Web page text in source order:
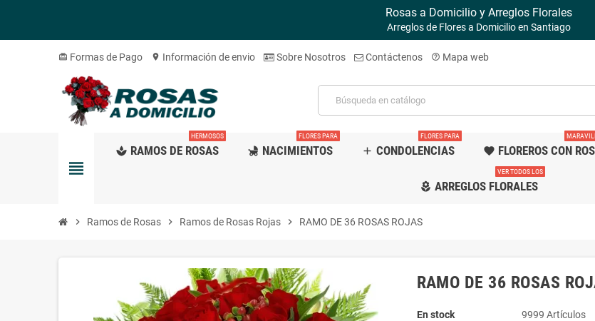
Rosas a Domicilio y Arreglos Florales
Arreglos de Flores a Domicilio en Santiago
card_giftcard Formas de Pago location_on Información de envio Sobre Nosotros Contáctenos help_outline Mapa web
view_headline
spa RAMOS DE ROSAS
HERMOSOS
child_friendly NACIMIENTOS
FLORES PARA
add CONDOLENCIAS
FLORES PARA
favorite FLOREROS CON
local_florist ARREGLOS FLORALES
VER TODOS LOS
chevron_right Ramos de Rosas chevron_right Ramos de Rosas Rojas chevron_right RAMO DE 36 ROSAS ROJAS
RAMO DE 36 ROSAS
En stock 9999 Artículos